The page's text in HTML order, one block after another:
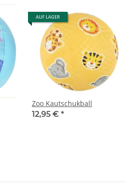
AUF LAGER
Zoo Kautschukball
12,95 € *